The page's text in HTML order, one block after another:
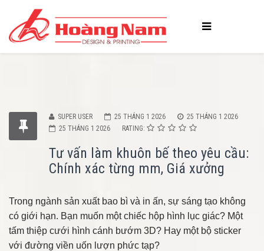
SUPER USER 25 THÁNG 1 2026
25 THÁNG 1 2026
25 THÁNG 1 2026
RATING:
Tư vấn làm khuôn bế theo yêu cầu:
Chính xác từng mm, Giá xưởng
Trong ngành sản xuất bao bì và in ấn, sự sáng tạo không
có giới hạn. Bạn muốn một chiếc hộp hình lục giác? Một
tấm thiệp cưới hình cánh bướm 3D? Hay một bộ sticker
với đường viền uốn lượn phức tạp?